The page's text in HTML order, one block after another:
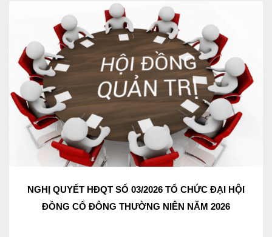
NGHỊ QUYẾT HĐQT SỐ 03/2026 TỔ CHỨC ĐẠI HỘI
ĐỒNG CỔ ĐÔNG THƯỜNG NIÊN NĂM 2026